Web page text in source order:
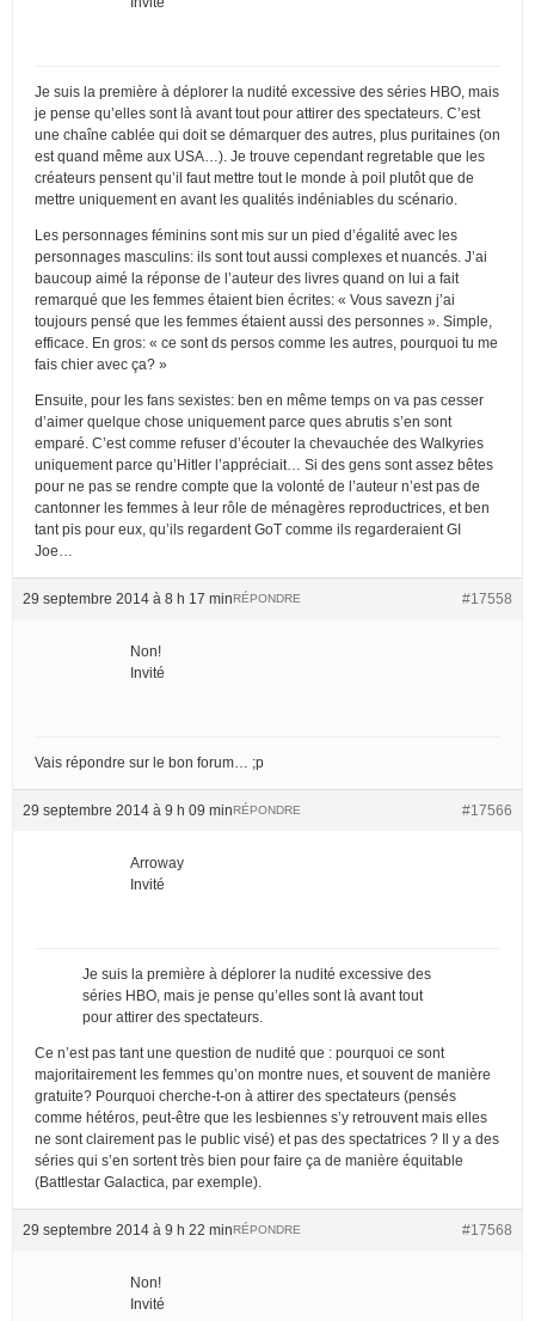
Je suis la première à déplorer la nudité excessive des séries HBO, mais
je pense qu’elles sont là avant tout pour attirer des spectateurs. C’est
une chaîne cablée qui doit se démarquer des autres, plus puritaines (on
est quand même aux USA…). Je trouve cependant regretable que les
créateurs pensent qu’il faut mettre tout le monde à poil plutôt que de
mettre uniquement en avant les qualités indéniables du scénario.
Les personnages féminins sont mis sur un pied d’égalité avec les
personnages masculins: ils sont tout aussi complexes et nuancés. J’ai
baucoup aimé la réponse de l’auteur des livres quand on lui a fait
remarqué que les femmes étaient bien écrites: « Vous savezn j’ai
toujours pensé que les femmes étaient aussi des personnes ». Simple,
efficace. En gros: « ce sont ds persos comme les autres, pourquoi tu me
fais chier avec ça? »
Ensuite, pour les fans sexistes: ben en même temps on va pas cesser
d’aimer quelque chose uniquement parce ques abrutis s’en sont
emparé. C’est comme refuser d’écouter la chevauchée des Walkyries
uniquement parce qu’Hitler l’appréciait… Si des gens sont assez bêtes
pour ne pas se rendre compte que la volonté de l’auteur n’est pas de
cantonner les femmes à leur rôle de ménagères reproductrices, et ben
tant pis pour eux, qu’ils regardent GoT comme ils regarderaient GI
Joe…
29 septembre 2014 à 8 h 17 min #17558
RÉPONDRE
Non!
Invité
Vais répondre sur le bon forum… ;p
29 septembre 2014 à 9 h 09 min #17566
RÉPONDRE
Arroway
Invité
Je suis la première à déplorer la nudité excessive des
séries HBO, mais je pense qu’elles sont là avant tout
pour attirer des spectateurs.
Ce n’est pas tant une question de nudité que : pourquoi ce sont
majoritairement les femmes qu’on montre nues, et souvent de manière
gratuite? Pourquoi cherche-t-on à attirer des spectateurs (pensés
comme hétéros, peut-être que les lesbiennes s’y retrouvent mais elles
ne sont clairement pas le public visé) et pas des spectatrices ? Il y a des
séries qui s’en sortent très bien pour faire ça de manière équitable
(Battlestar Galactica, par exemple).
29 septembre 2014 à 9 h 22 min #17568
RÉPONDRE
Non!
Invité